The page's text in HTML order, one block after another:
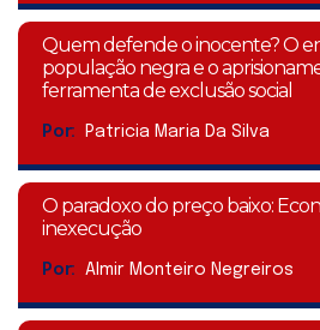
Quem defende o inocente? O
população negra e o
ferramenta de exclusão social
Por: Patricia Maria Da Silva
O paradoxo do preço baixo:
inexecução
Por: Almir Monteiro Negreiros